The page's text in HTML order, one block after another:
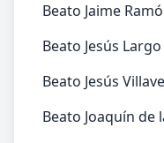
Beato Jaime
Beato Jesús
Beato Jesús
Beato Joaquín de